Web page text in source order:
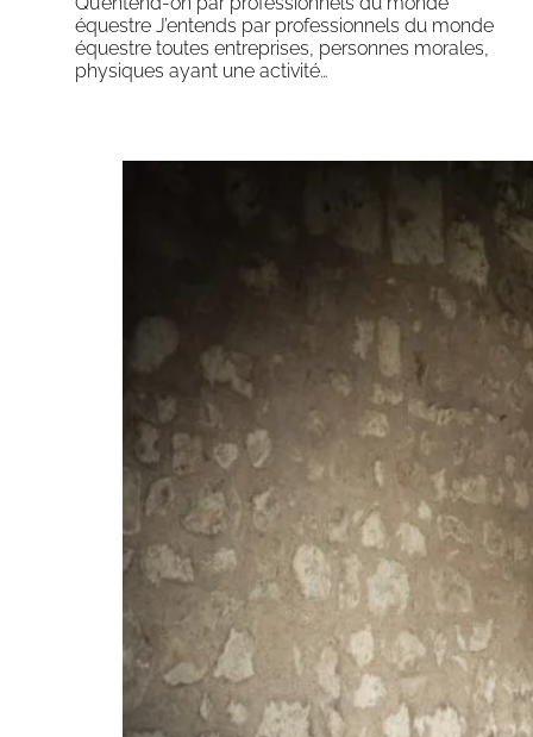
équestre J’entends par professionnels du monde
équestre toutes entreprises, personnes morales,
physiques ayant une activité…